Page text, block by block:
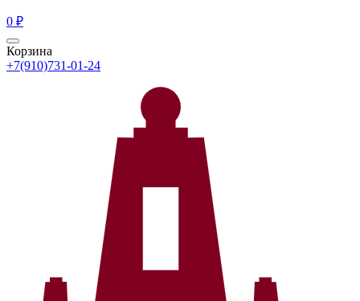
0 ₽
Корзина
+7(910)731-01-24